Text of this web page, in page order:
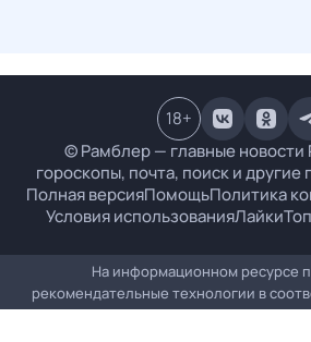
© Рамблер — главные новости
гороскопы, почта, поиск и
Полная версияПомощьПолитика
Условия использованияЛайки
18+
На информационном ресурсе
рекомендательные технологии в